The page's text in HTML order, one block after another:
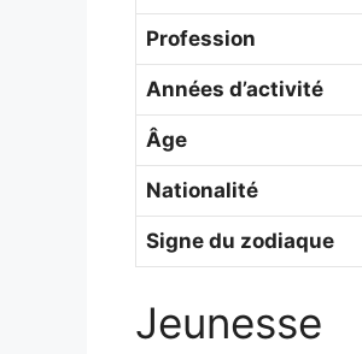
Profession
Années d’activité
Âge
Nationalité
Signe du zodiaque
Jeunesse